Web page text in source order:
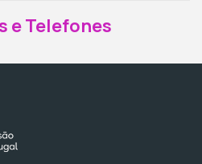
e Telefones